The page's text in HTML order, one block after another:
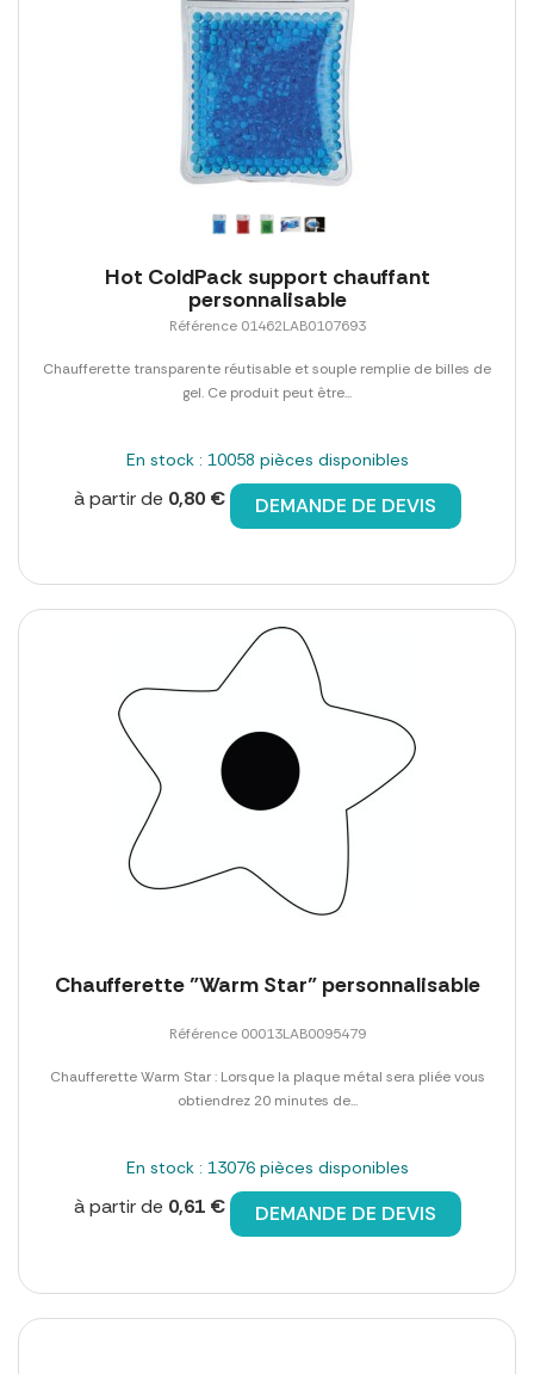
Hot ColdPack support chauffant
personnalisable
Référence 01462LAB0107693
Chaufferette transparente réutisable et souple remplie de billes de
gel. Ce produit peut être...
En stock : 10058 pièces disponibles
à partir de 0,80 € DEMANDE DE DEVIS
Chaufferette "Warm Star" personnalisable
Référence 00013LAB0095479
Chaufferette Warm Star : Lorsque la plaque métal sera pliée vous
obtiendrez 20 minutes de...
En stock : 13076 pièces disponibles
à partir de 0,61 € DEMANDE DE DEVIS